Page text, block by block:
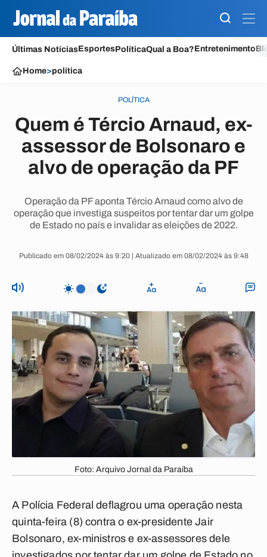
Últimas NotíciasEsportesPolíticaQual a Boa?Entretenimento
Home>política
POLÍTICA
Quem é Tércio Arnaud, ex-
assessor de Bolsonaro e
alvo de operação da PF
Operação da PF aponta Tércio Arnaud como alvo de
operação que investiga suspeitos por tentar dar um golpe
de Estado no país e invalidar as eleições de 2022.
Publicado em 08/02/2024 às 9:20 | Atualizado em 08/02/2024 às 9:48
Foto: Arquivo Jornal da Paraíba
A Polícia Federal deflagrou uma operação nesta
quinta-feira (8) contra o ex-presidente Jair
Bolsonaro, ex-ministros e ex-assessores dele